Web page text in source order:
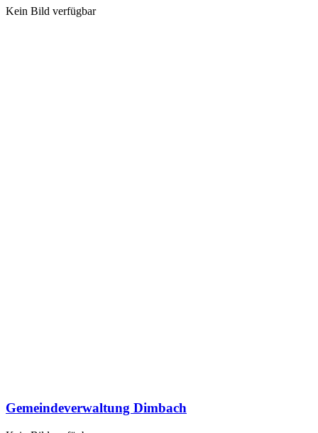
Kein Bild verfügbar
Gemeindeverwaltung Dimbach